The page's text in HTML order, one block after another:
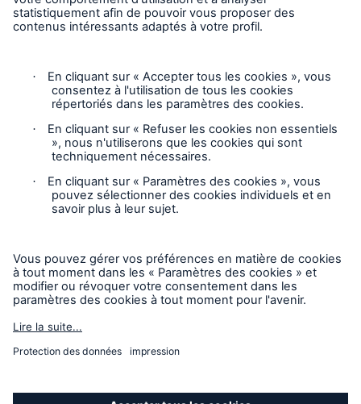
Contact
Suivez-nous
Avis de confidentialité
Paramètres des cookies
Carte du site